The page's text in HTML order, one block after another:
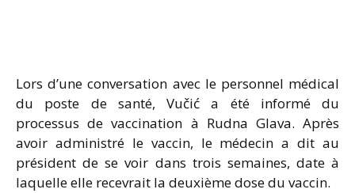
Lors d’une conversation avec le personnel médical
du poste de santé, Vučić a été informé du
processus de vaccination à Rudna Glava. Après
avoir administré le vaccin, le médecin a dit au
président de se voir dans trois semaines, date à
laquelle elle recevrait la deuxième dose du vaccin.